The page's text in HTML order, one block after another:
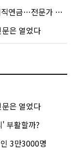
…전문가 조언은
은 열었다
은 열었다
부활할까?
3만3000명